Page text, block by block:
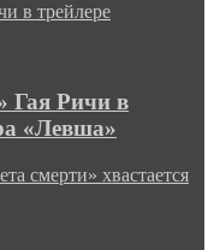
в трейлере
Гая Ричи в
«Левша»
смерти» хвастается